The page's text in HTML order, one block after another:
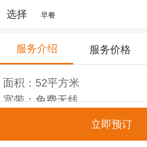
选择 早餐
服务介绍 服务价格
面积：52平方米
宽带：免费无线
立即预订